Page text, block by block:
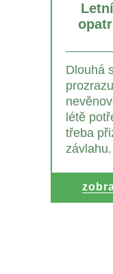
Dlouhá
létě
třeba
závlahu.